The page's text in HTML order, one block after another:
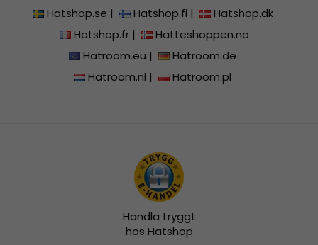
Hatshop.se | Hatshop.fi |
Hatshop.dk
Hatshop.fr|
Hatteshoppen.no
Hatroom.eu |
Hatroom.de
Hatroom.nl | Hatroom.pl
Handla tryggt
hos Hatshop